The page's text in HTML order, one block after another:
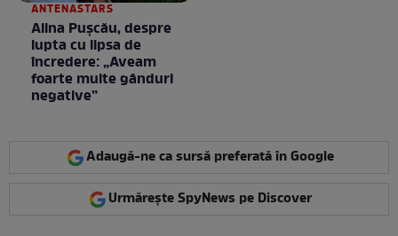
ANTENASTARS
Alina Pușcău, despre
lupta cu lipsa de
încredere: „Aveam
foarte multe gânduri
negative”
Adaugă-ne ca sursă preferată în Google
Urmărește SpyNews pe Discover